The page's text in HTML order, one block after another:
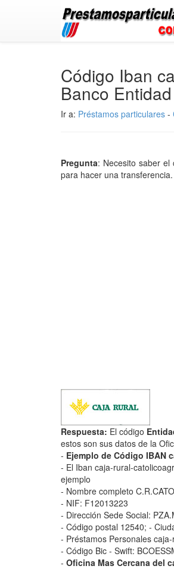
Código Iban
Banco
Ir a: Préstamos particulares -
Pregunta: Necesito saber
para hacer una
Respuesta: El código
estos son sus datos de la
- Ejemplo de Código IBAN
- El Iban caja-rural-
ejemplo
- Nombre completo
- NIF: F12013223
- Dirección Sede Social:
- Código postal 12540; -
- Préstamos Personales
- Código Bic - Swift:
- Oficina Mas Cercana del